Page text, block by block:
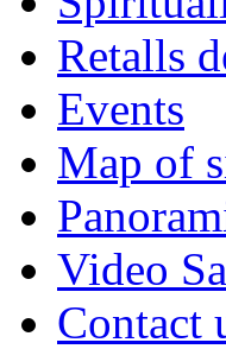
Retalls
Events
Map of
Video
Contact